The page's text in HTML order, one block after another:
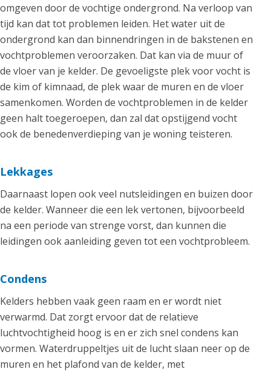
omgeven door de vochtige ondergrond. Na verloop van
tijd kan dat tot problemen leiden. Het water uit de
ondergrond kan dan binnendringen in de bakstenen en
vochtproblemen veroorzaken. Dat kan via de muur of
de vloer van je kelder. De gevoeligste plek voor vocht is
de kim of kimnaad, de plek waar de muren en de vloer
samenkomen. Worden de vochtproblemen in de kelder
geen halt toegeroepen, dan zal dat opstijgend vocht
ook de benedenverdieping van je woning teisteren.
Lekkages
Daarnaast lopen ook veel nutsleidingen en buizen door
de kelder. Wanneer die een lek vertonen, bijvoorbeeld
na een periode van strenge vorst, dan kunnen die
leidingen ook aanleiding geven tot een vochtprobleem.
Condens
Kelders hebben vaak geen raam en er wordt niet
verwarmd. Dat zorgt ervoor dat de relatieve
luchtvochtigheid hoog is en er zich snel condens kan
vormen. Waterdruppeltjes uit de lucht slaan neer op de
muren en het plafond van de kelder, met